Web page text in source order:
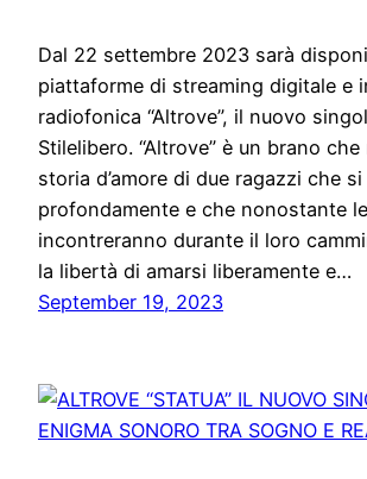
Dal 22 settembre 2023 sarà
piattaforme di streaming digitale e
radiofonica “Altrove”, il nuovo
Stilelibero. “Altrove” è un brano
storia d’amore di due ragazzi che
profondamente e che nonostante
incontreranno durante il loro
la libertà di amarsi liberamente e…
September 19, 2023